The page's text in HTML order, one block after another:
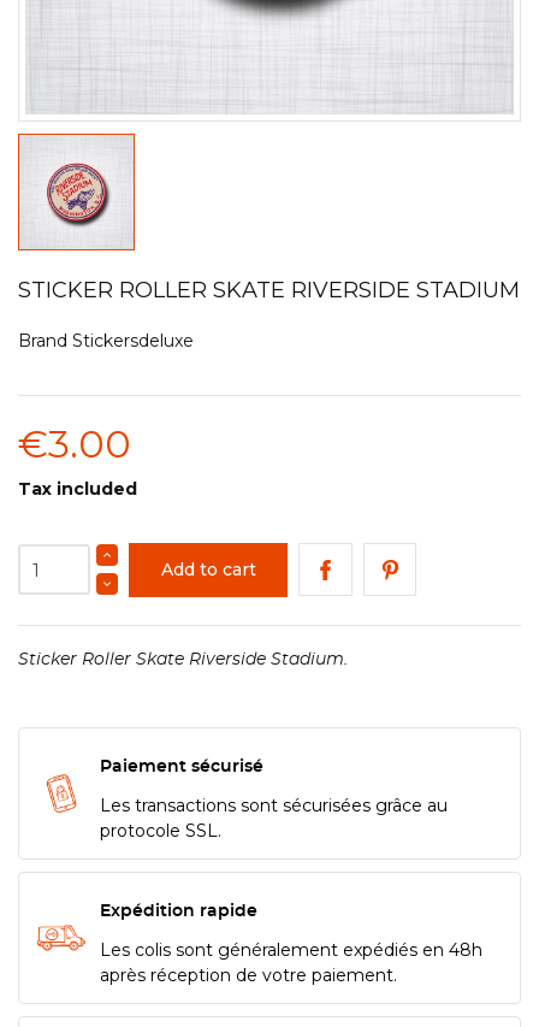
STICKER ROLLER SKATE RIVERSIDE STADIUM
Brand Stickersdeluxe
€3.00
Tax included
Add to cart
Sticker Roller Skate Riverside Stadium.
Paiement sécurisé
Les transactions sont sécurisées grâce au
protocole SSL.
Expédition rapide
Les colis sont généralement expédiés en 48h
après réception de votre paiement.